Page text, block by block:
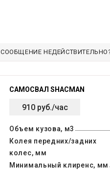
СООБЩЕНИЕ
САМОСВАЛ SHACMAN
910 руб./час
Объем кузова, м3
Колея передних/задних
колес, мм
Минимальный клиренс, мм